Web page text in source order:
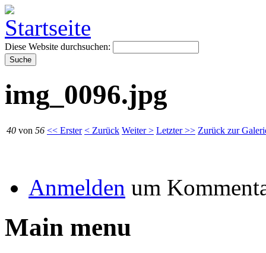
Diese Website durchsuchen:
img_0096.jpg
40 von 56 << Erster < Zurück Weiter > Letzter >> Zurück zur
Anmelden um
Main menu